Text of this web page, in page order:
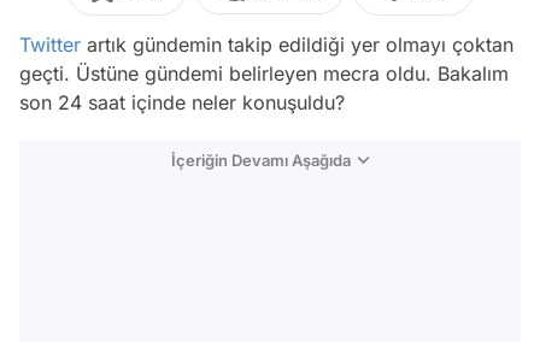
Twitter artık gündemin takip edildiği yer olmayı çoktan
geçti. Üstüne gündemi belirleyen mecra oldu. Bakalım
son 24 saat içinde neler konuşuldu?
İçeriğin Devamı Aşağıda